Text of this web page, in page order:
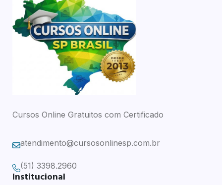
Cursos Online Gratuitos com Certificado
atendimento@cursosonlinesp.com.br
(51) 3398.2960
Institucional